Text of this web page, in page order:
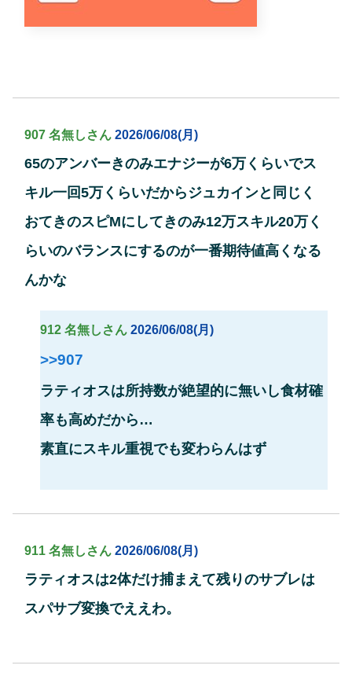
907 名無しさん 2026/06/08(月)
65のアンバーきのみエナジーが6万くらいでス
キル一回5万くらいだからジュカインと同じく
おてきのスピMにしてきのみ12万スキル20万く
らいのバランスにするのが一番期待値高くなる
んかな
912 名無しさん 2026/06/08(月)
>>907
ラティオスは所持数が絶望的に無いし食材確
率も高めだから…
素直にスキル重視でも変わらんはず
911 名無しさん 2026/06/08(月)
ラティオスは2体だけ捕まえて残りのサブレは
スパサブ変換でええわ。